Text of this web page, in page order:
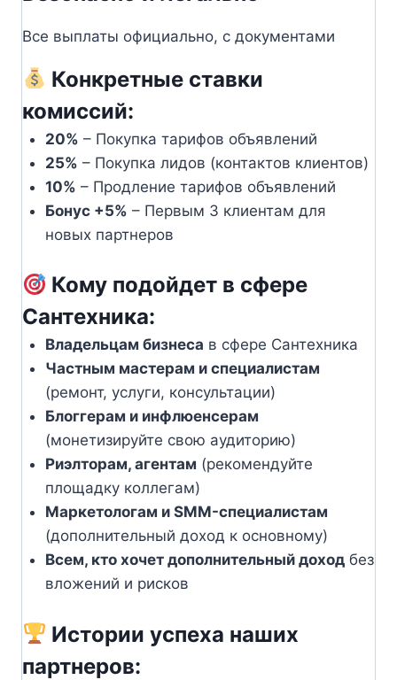
Все выплаты официально, с документами
Конкретные ставки
комиссий:
20% – Покупка тарифов объявлений
25% – Покупка лидов (контактов клиентов)
10% – Продление тарифов объявлений
Бонус +5% – Первым 3 клиентам для
новых партнеров
Кому подойдет в сфере
Сантехника:
Владельцам бизнеса в сфере Сантехника
Частным мастерам и специалистам
(ремонт, услуги, консультации)
Блоггерам и инфлюенсерам
(монетизируйте свою аудиторию)
Риэлторам, агентам (рекомендуйте
площадку коллегам)
Маркетологам и SMM-специалистам
(дополнительный доход к основному)
Всем, кто хочет дополнительный доходбез
вложений и рисков
Истории успеха наших
партнеров: